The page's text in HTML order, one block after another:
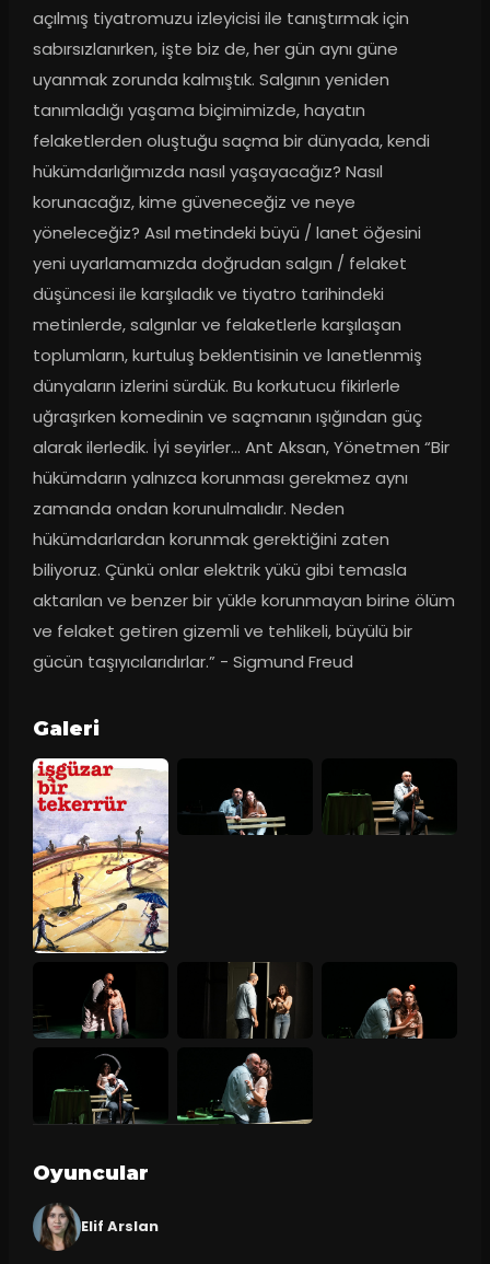
açılmış tiyatromuzu izleyicisi ile tanıştırmak için
sabırsızlanırken, işte biz de, her gün aynı güne
uyanmak zorunda kalmıştık. Salgının yeniden
tanımladığı yaşama biçimimizde, hayatın
felaketlerden oluştuğu saçma bir dünyada, kendi
hükümdarlığımızda nasıl yaşayacağız? Nasıl
korunacağız, kime güveneceğiz ve neye
yöneleceğiz? Asıl metindeki büyü / lanet öğesini
yeni uyarlamamızda doğrudan salgın / felaket
düşüncesi ile karşıladık ve tiyatro tarihindeki
metinlerde, salgınlar ve felaketlerle karşılaşan
toplumların, kurtuluş beklentisinin ve lanetlenmiş
dünyaların izlerini sürdük. Bu korkutucu fikirlerle
uğraşırken komedinin ve saçmanın ışığından güç
alarak ilerledik. İyi seyirler… Ant Aksan, Yönetmen “Bir
hükümdarın yalnızca korunması gerekmez aynı
zamanda ondan korunulmalıdır. Neden
hükümdarlardan korunmak gerektiğini zaten
biliyoruz. Çünkü onlar elektrik yükü gibi temasla
aktarılan ve benzer bir yükle korunmayan birine ölüm
ve felaket getiren gizemli ve tehlikeli, büyülü bir
gücün taşıyıcılarıdırlar.” - Sigmund Freud
Galeri
Oyuncular
Elif Arslan